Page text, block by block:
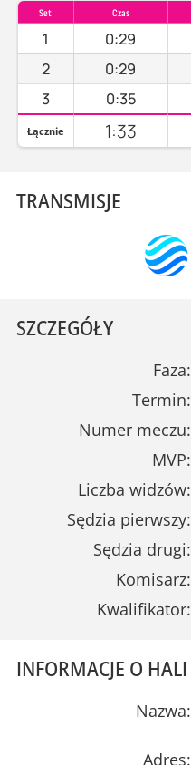
Set Czas
1 0:29
2
0:29
3
0:35
Łącznie 1:33
TRANSMISJE
SZCZEGÓŁY
Faza:
Termin:
Numer meczu:
MVP:
Liczba widzów:
Sędzia pierwszy:
Sędzia drugi:
Komisarz:
Kwalifikator:
INFORMACJE O HALI
Nazwa:
Adres: